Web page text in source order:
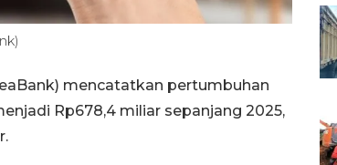
mencatatkan pertumbuhan
Rp678,4 miliar sepanjang 2025,